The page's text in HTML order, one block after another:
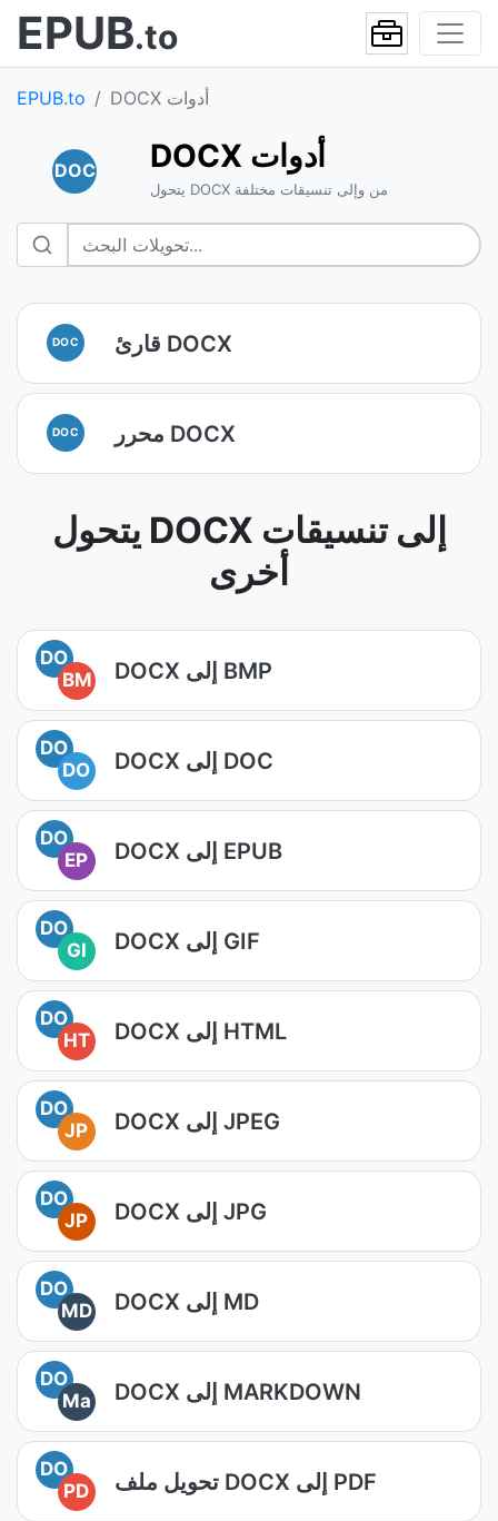
EPUB.to
EPUB.to DOCX أدوات
DOC DOCX أدوات
يتحول DOCX من وإلى تنسيقات مختلفة
DOC قارئ DOCX
DOC محرر DOCX
يتحول DOCX إلى تنسيقات
أخرى
DO
BM
DOCX إلى BMP
DO
DO
DOCX إلى DOC
DO
EP
DOCX إلى EPUB
DO
GI
DOCX إلى GIF
DO
HT
DOCX إلى HTML
DO
JP
DOCX إلى JPEG
DO
JP
DOCX إلى JPG
DO
MD
DOCX إلى MD
DO
Ma
DOCX إلى MARKDOWN
DO
PD
تحويل ملف DOCX إلى PDF